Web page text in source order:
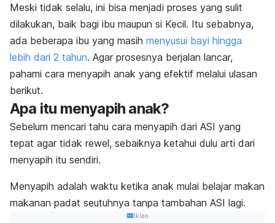
Meski tidak selalu, ini bisa menjadi proses yang sulit
dilakukan, baik bagi ibu maupun si Kecil. Itu sebabnya,
ada beberapa ibu yang masih menyusui bayi hingga
lebih dari 2 tahun. Agar prosesnya berjalan lancar,
pahami cara menyapih anak yang efektif melalui ulasan
berikut.
Apa itu menyapih anak?
Sebelum mencari tahu cara menyapih dari ASI yang
tepat agar tidak rewel, sebaiknya ketahui dulu arti dari
menyapih itu sendiri.
Menyapih adalah waktu ketika anak mulai belajar makan
makanan padat seutuhnya tanpa tambahan ASI lagi.
Iklan